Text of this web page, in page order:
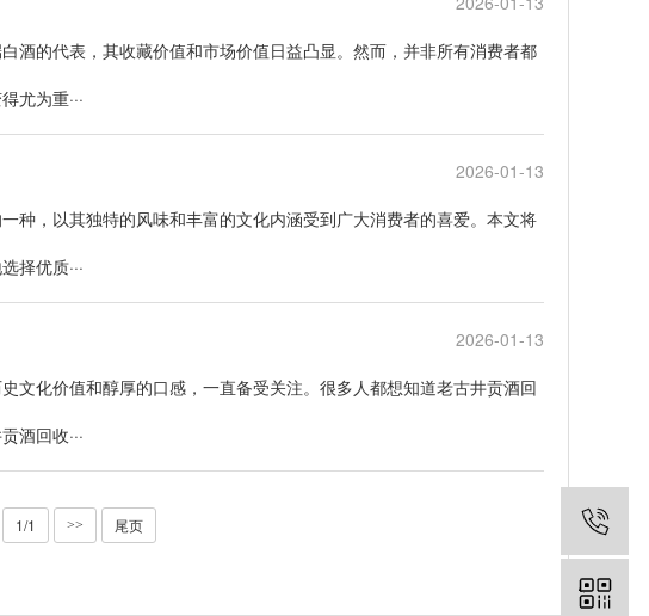
酒的代表，其收藏价值和市场价值日益凸显。然而，并非所有消费者都
尤为重···
2026-01-13
种，以其独特的风味和丰富的文化内涵受到广大消费者的喜爱。本文将
择优质···
2026-01-13
文化价值和醇厚的口感，一直备受关注。很多人都想知道老古井贡酒回
酒回收···
1/1 >> 尾页